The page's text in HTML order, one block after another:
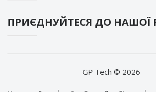
ПРИЄДНУЙТЕСЯ ДО НАШОЇ
GP Tech © 2026